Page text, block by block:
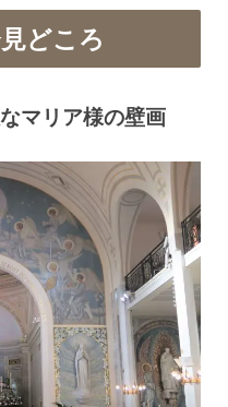
どころ
マリア様の壁画